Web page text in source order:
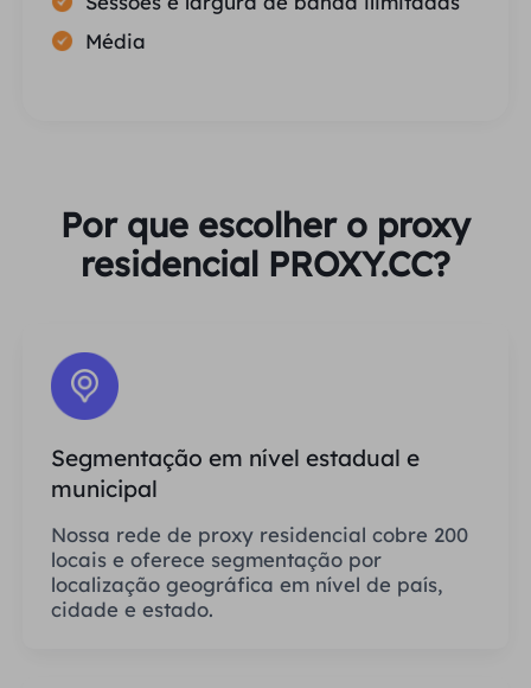
Média
Por que escolher o proxy
residencial PROXY.CC?
Segmentação em nível estadual e
municipal
Nossa rede de proxy residencial cobre 200
locais e oferece segmentação por
localização geográfica em nível de país,
cidade e estado.